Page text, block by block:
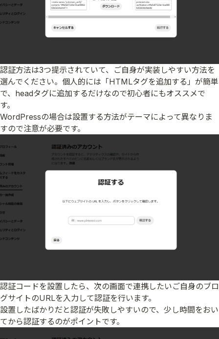
認証方法は3つ提示されていて、ご自身が実装しやすい方法を
選んでください。個人的には「HTMLタグを追加する」が簡単
で、headタグに追加するだけなので初心者にもオススメで
す。
WordPressの場合は設置する方法がテーマによって異なりま
すので注意が必要です。
認証コードを設置したら、次の画面で連携したいご自身のブロ
グサイトのURLを入力して認証を行います。
設置したばかりだと認証が失敗しやすいので、少し時間をおい
てから認証するのがポイントです。